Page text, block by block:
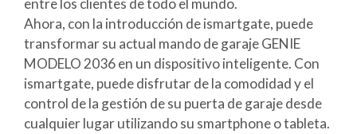
entre los clientes de todo el mundo.
Ahora, con la introducción de ismartgate, puede
transformar su actual mando de garaje GENIE
MODELO 2036 en un dispositivo inteligente. Con
ismartgate, puede disfrutar de la comodidad y el
control de la gestión de su puerta de garaje desde
cualquier lugar utilizando su smartphone o tableta.